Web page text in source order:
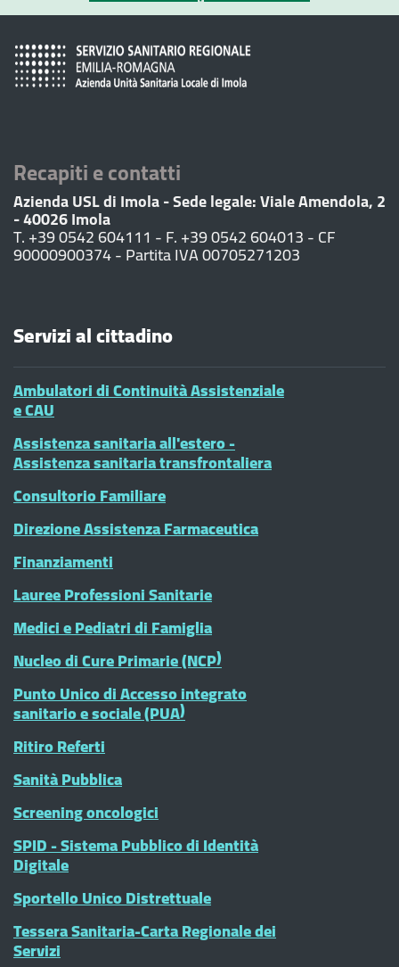
Recapiti e contatti
Azienda USL di Imola - Sede legale: Viale Amendola, 2
- 40026 Imola
T. +39 0542 604111 - F. +39 0542 604013 - CF
90000900374 - Partita IVA 00705271203
Servizi al cittadino
Ambulatori di Continuità Assistenziale
e CAU
Assistenza sanitaria all'estero -
Assistenza sanitaria transfrontaliera
Consultorio Familiare
Direzione Assistenza Farmaceutica
Finanziamenti
Lauree Professioni Sanitarie
Medici e Pediatri di Famiglia
Nucleo di Cure Primarie (NCP)
Punto Unico di Accesso integrato
sanitario e sociale (PUA)
Ritiro Referti
Sanità Pubblica
Screening oncologici
SPID - Sistema Pubblico di Identità
Digitale
Sportello Unico Distrettuale
Tessera Sanitaria-Carta Regionale dei
Servizi